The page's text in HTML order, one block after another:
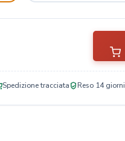
Spedizione tracciata Reso 14 giorni